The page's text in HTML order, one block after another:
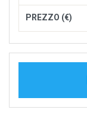
PREZZO (€)